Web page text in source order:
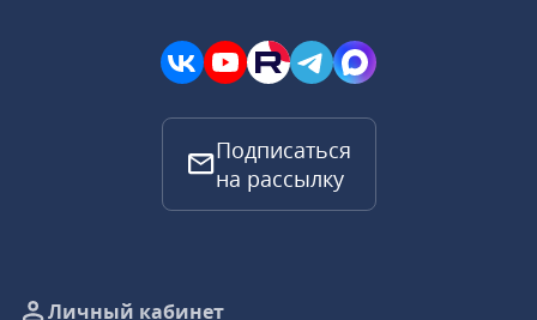
Подписаться
на рассылку
Личный кабинет